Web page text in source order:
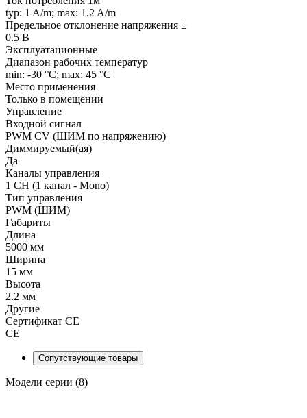
typ: 1 A/m; max: 1.2 A/m
Предельное отклонение напряжения ±
0.5 В
Эксплуатационные
Диапазон рабочих температур
min: -30 °C; max: 45 °C
Место применения
Только в помещении
Управление
Входной сигнал
PWM СV (ШИМ по напряжению)
Диммируемый(ая)
Да
Каналы управления
1 CH (1 канал - Mono)
Тип управления
PWM (ШИМ)
Габариты
Длина
5000 мм
Ширина
15 мм
Высота
2.2 мм
Другие
Сертификат CE
CE
Сопутствующие товары
Модели серии (8)